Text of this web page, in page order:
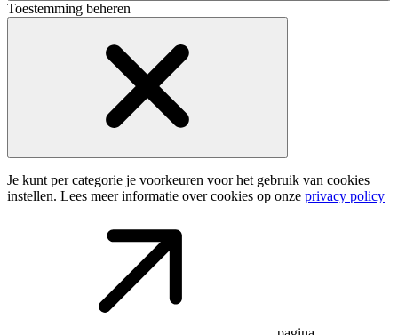
Toestemming beheren
Je kunt per categorie je voorkeuren voor het gebruik van cookies
instellen. Lees meer informatie over cookies op onze privacy policy